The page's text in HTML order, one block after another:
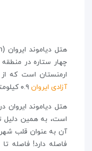
چهار ستاره در
ارمنستان است که از
آزادی ایروان
هتل دیاموند ایروان
است، به همین دلیل
فاصله دارد! فاصله